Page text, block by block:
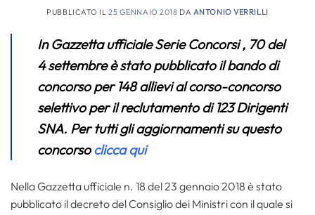
PUBBLICATO IL25 GENNAIO 2018 DA ANTONIO VERRILLI
In Gazzetta ufficiale Serie Concorsi , 70 del
4 settembre è stato pubblicato il bando di
concorso per 148 allievi al corso-concorso
selettivo per il reclutamento di 123 Dirigenti
SNA. Per tutti gli aggiornamenti su questo
concorso clicca qui
Nella Gazzetta ufficiale n. 18 del 23 gennaio 2018 è stato
pubblicato il decreto del Consiglio dei Ministri con il quale si